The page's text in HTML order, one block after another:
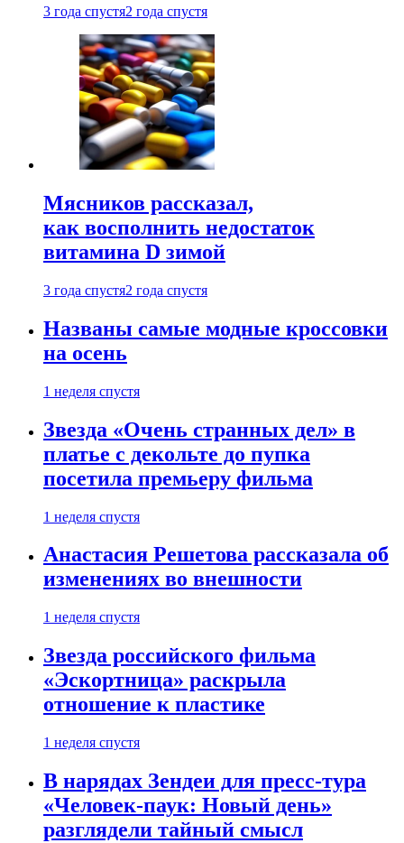
3 года спустя2 года спустя
Мясников рассказал,
как восполнить недостаток
витамина D зимой
3 года спустя2 года спустя
Названы самые модные кроссовки
на осень
1 неделя спустя
Звезда «Очень странных дел» в
платье с декольте до пупка
посетила премьеру фильма
1 неделя спустя
Анастасия Решетова рассказала об
изменениях во внешности
1 неделя спустя
Звезда российского фильма
«Эскортница» раскрыла
отношение к пластике
1 неделя спустя
В нарядах Зендеи для пресс-тура
«Человек-паук: Новый день»
разглядели тайный смысл